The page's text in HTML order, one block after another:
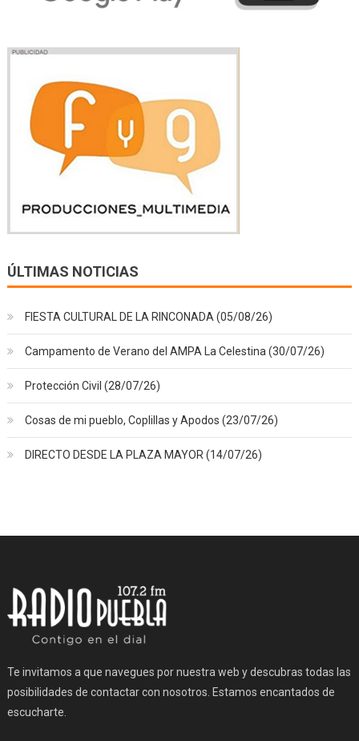
ÚLTIMAS NOTICIAS
FIESTA CULTURAL DE LA RINCONADA (05/08/26)
Campamento de Verano del AMPA La Celestina (30/07/26)
Protección Civil (28/07/26)
Cosas de mi pueblo, Coplillas y Apodos (23/07/26)
DIRECTO DESDE LA PLAZA MAYOR (14/07/26)
Te invitamos a que navegues por nuestra web y descubras todas las
posibilidades de contactar con nosotros. Estamos encantados de
escucharte.